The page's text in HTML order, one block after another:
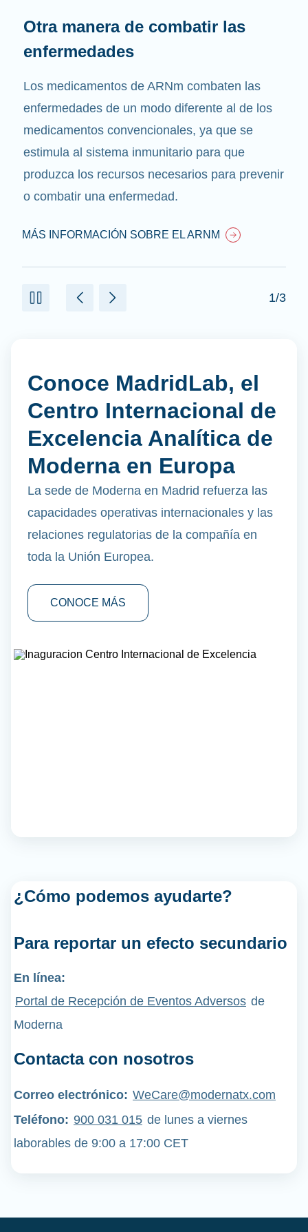
Otra manera de combatir las
enfermedades
Los medicamentos de ARNm combaten las
enfermedades de un modo diferente al de los
medicamentos convencionales, ya que se
estimula al sistema inmunitario para que
produzca los recursos necesarios para prevenir
o combatir una enfermedad.
MÁS INFORMACIÓN SOBRE EL ARNM
1/3
Conoce MadridLab, el
Centro Internacional de
Excelencia Analítica de
Moderna en Europa
La sede de Moderna en Madrid refuerza las
capacidades operativas internacionales y las
relaciones regulatorias de la compañía en
toda la Unión Europea.
CONOCE MÁS
¿Cómo podemos ayudarte?
Para reportar un efecto secundario
En línea:
Portal de Recepción de Eventos Adversos de
Moderna
Contacta con nosotros
Correo electrónico: WeCare@modernatx.com
Teléfono: 900 031 015 de lunes a viernes
laborables de 9:00 a 17:00 CET